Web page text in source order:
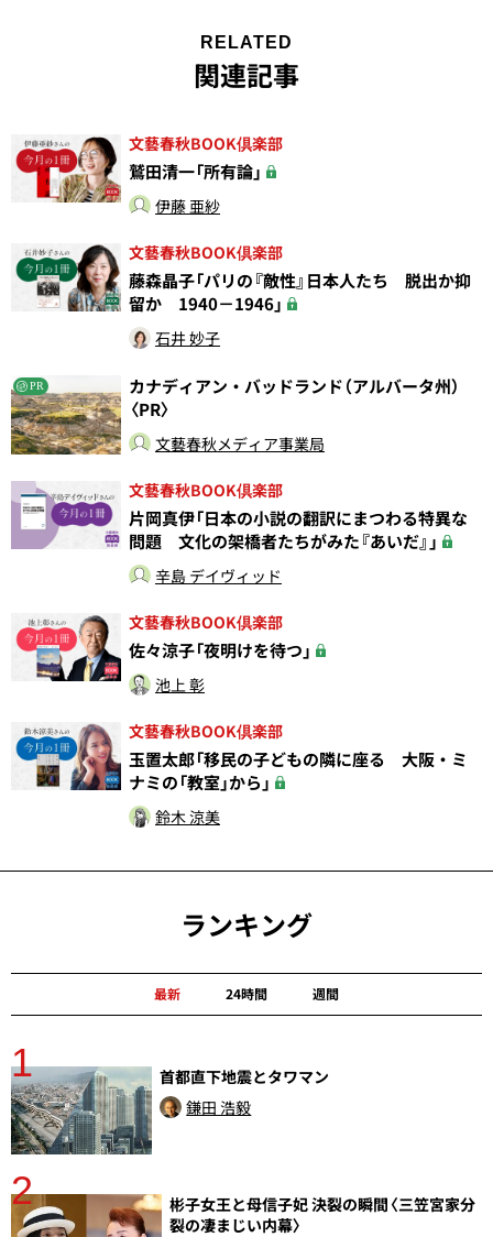
RELATED
関連記事
文藝春秋BOOK倶楽部
鷲田清一「所有論」
伊藤 亜紗
文藝春秋BOOK倶楽部
藤森晶子「パリの『敵性』日本人たち 脱出か抑
留か 1940－1946」
石井 妙子
PR
カナディアン・バッドランド（アルバータ州）
〈PR〉
文藝春秋メディア事業局
文藝春秋BOOK倶楽部
片岡真伊「日本の小説の翻訳にまつわる特異な
問題 文化の架橋者たちがみた『あいだ』」
辛島 デイヴィッド
文藝春秋BOOK倶楽部
佐々涼子「夜明けを待つ」
池上 彰
文藝春秋BOOK倶楽部
玉置太郎「移民の子どもの隣に座る 大阪・ミ
ナミの「教室」から」
鈴木 涼美
ランキング
最新 24時間 週間
1
首都直下地震とタワマン
鎌田 浩毅
2
彬子女王と母信子妃 決裂の瞬間〈三笠宮家分
裂の凄まじい内幕〉